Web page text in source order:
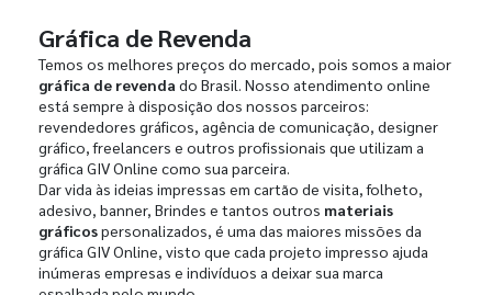
Gráfica de Revenda
Temos os melhores preços do mercado, pois somos a maior
gráfica de revenda do Brasil. Nosso atendimento online
está sempre à disposição dos nossos parceiros:
revendedores gráficos, agência de comunicação, designer
gráfico, freelancers e outros profissionais que utilizam a
gráfica GIV Online como sua parceira.
Dar vida às ideias impressas em cartão de visita, folheto,
adesivo, banner, Brindes e tantos outros materiais
gráficospersonalizados, é uma das maiores missões da
gráfica GIV Online, visto que cada projeto impresso ajuda
inúmeras empresas e indivíduos a deixar sua marca